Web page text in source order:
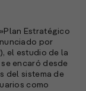
Estratégico
por
el estudio de la
encaró desde
del sistema de
como